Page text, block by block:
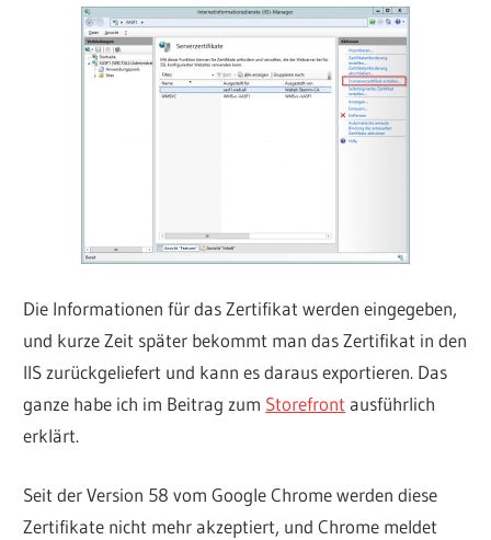
Die Informationen für das Zertifikat werden eingegeben,
und kurze Zeit später bekommt man das Zertifikat in den
IIS zurückgeliefert und kann es daraus exportieren. Das
ganze habe ich im Beitrag zum Storefront ausführlich
erklärt.
Seit der Version 58 vom Google Chrome werden diese
Zertifikate nicht mehr akzeptiert, und Chrome meldet